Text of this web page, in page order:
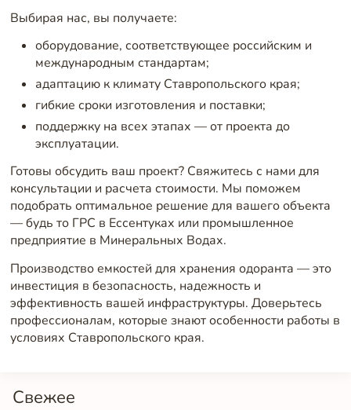
Свежее
Выбирая нас, вы получаете:
оборудование, соответствующее российским и
международным стандартам;
адаптацию к климату Ставропольского края;
гибкие сроки изготовления и поставки;
поддержку на всех этапах — от проекта до
эксплуатации.
Готовы обсудить ваш проект? Свяжитесь с нами для
консультации и расчета стоимости. Мы поможем
подобрать оптимальное решение для вашего объекта
— будь то ГРС в Ессентуках или промышленное
предприятие в Минеральных Водах.
Производство емкостей для хранения одоранта — это
инвестиция в безопасность, надежность и
эффективность вашей инфраструктуры. Доверьтесь
профессионалам, которые знают особенности работы в
условиях Ставропольского края.